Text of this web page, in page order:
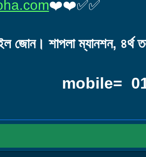
❤️❤️✅✅
জোন। শাপলা ম্যানশন, ৪র্থ